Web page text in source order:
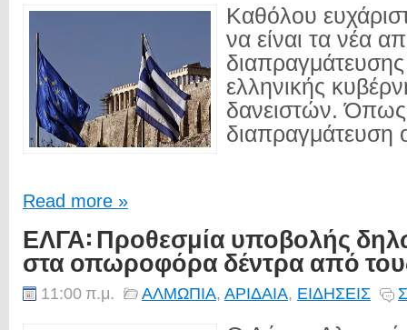
Καθόλου
να είναι τα νέα
ελληνικής
δανειστών. Όπως
διαπραγμάτευση
Read more »
ΕΛΓΑ: Προθεσμία υποβολής
στα οπωροφόρα δέντρα από
11:00 π.μ. ΑΛΜΩΠΙΑ, ΑΡΙΔΑΙΑ, ΕΙΔΗΣΕΙΣ